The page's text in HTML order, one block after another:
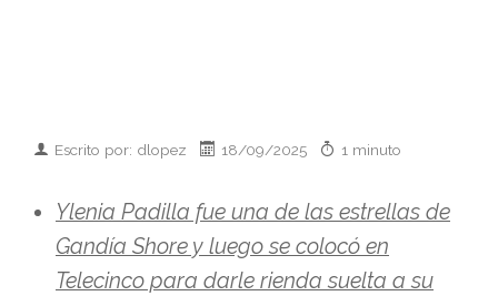
Escrito por: dlopez 18/09/2025 1 minuto
Ylenia Padilla fue una de las estrellas de
Gandía Shore y luego se colocó en
Telecinco para darle rienda suelta a su